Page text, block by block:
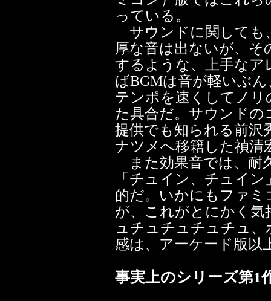
っている。
サウンドに関しても
厚な音は出ないが、そ
するような、上手なア
ばBGMは音が軽いぶ
テンポを速くしてノ
た具合だ。サウンドの
提供でも知られる前沢
ナツメへ移籍した禎清
また効果音では、耐
「チュイン、チュイ
的だ。いかにもファ
が、これがとにかく
ュチュチュチュチュ
感は、アーケード版以
事実上のシリーズ第1